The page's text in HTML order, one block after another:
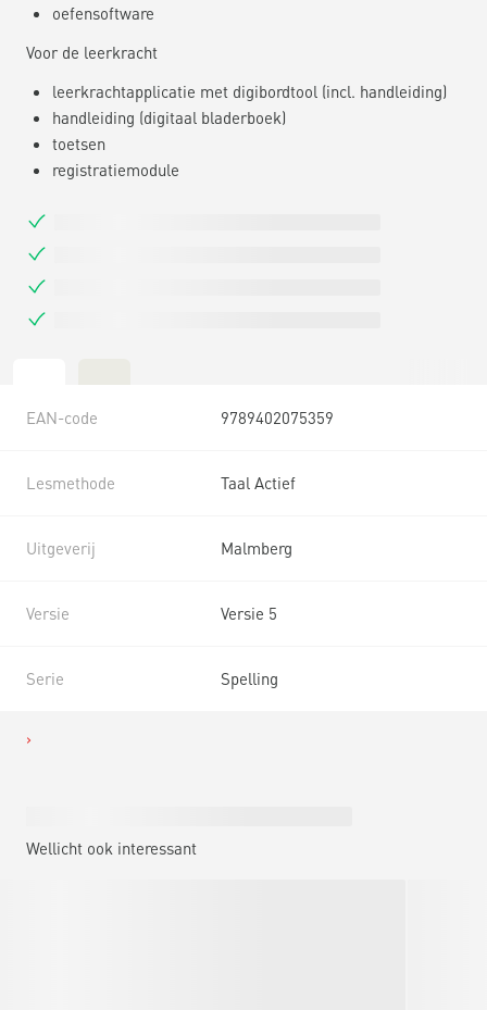
oefensoftware
Voor de leerkracht
leerkrachtapplicatie met digibordtool (incl. handleiding)
handleiding (digitaal bladerboek)
toetsen
registratiemodule
EAN-code 9789402075359
Lesmethode Taal Actief
Uitgeverij Malmberg
Versie Versie 5
Serie Spelling
Wellicht ook interessant